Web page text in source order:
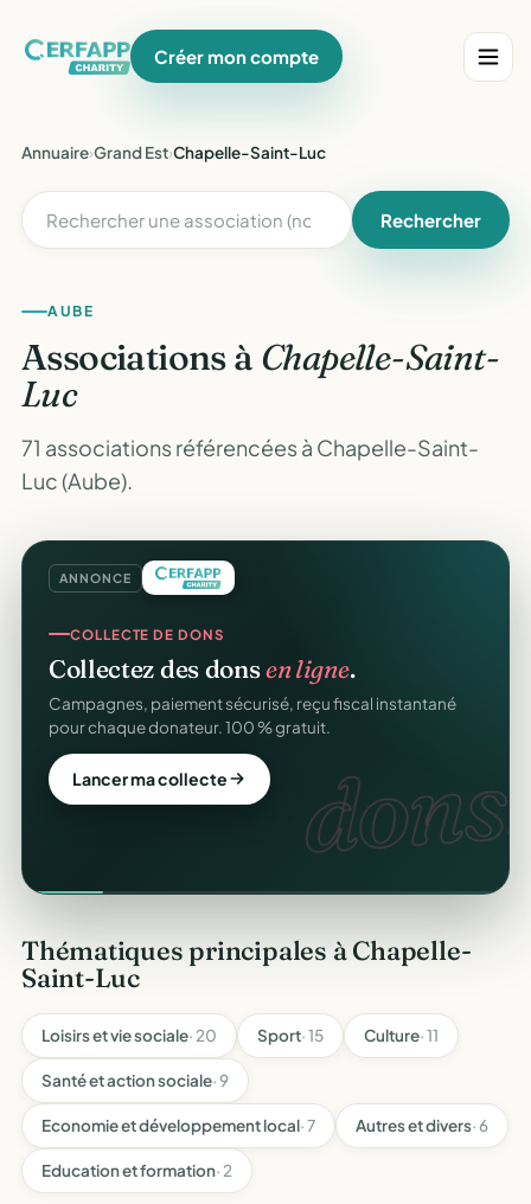
Créer mon compte
Annuaire›Grand Est›Chapelle-Saint-Luc
Rechercher
AUBE
Associations à Chapelle-Saint-
Luc
71 associations référencées à Chapelle-Saint-
Luc (Aube).
ANNONCE
dons.
COLLECTE DE DONS
Collectez des donsen ligne.
Campagnes, paiement sécurisé, reçu fiscal instantané
pour chaque donateur. 100 % gratuit.
Lancer ma collecte
Thématiques principales à Chapelle-
Saint-Luc
Loisirs et vie sociale· 20 Sport· 15 Culture· 11
Santé et action sociale· 9
Economie et développement local· 7 Autres et divers· 6
Education et formation· 2